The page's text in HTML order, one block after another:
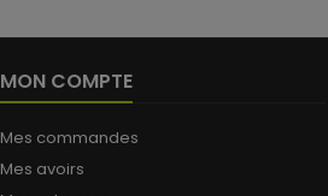
MON COMPTE
Mes commandes
Mes avoirs